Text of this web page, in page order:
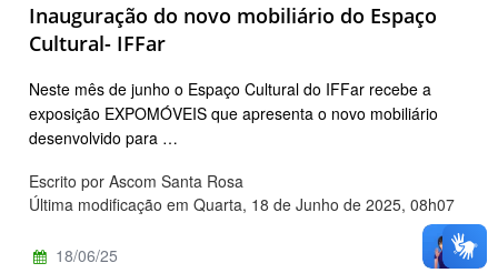
Inauguração do novo mobiliário do Espaço
Cultural- IFFar
Neste mês de junho o Espaço Cultural do IFFar recebe a
exposição EXPOMÓVEIS que apresenta o novo mobiliário
desenvolvido para …
Escrito por Ascom Santa Rosa
Última modificação em Quarta, 18 de Junho de 2025, 08h07
18/06/25